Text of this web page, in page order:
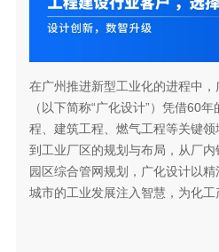
在广州推进新型工业化的进程中
（以下简称“广化设计”）凭借60
程、建筑工程、燃气工程等关键
到工业厂区的规划与布局，从厂
园区综合管网规划，广化设计以
城市的工业发展注入智慧，为化工